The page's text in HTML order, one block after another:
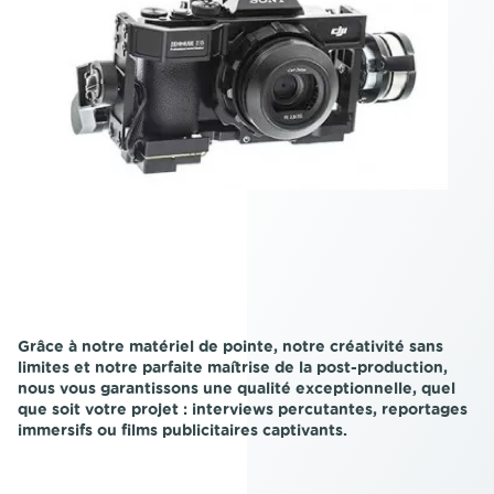
Grâce à notre matériel de pointe, notre créativité sans
limites et notre parfaite maîtrise de la post-production,
nous vous garantissons une qualité exceptionnelle, quel
que soit votre projet : interviews percutantes, reportages
immersifs ou films publicitaires captivants.